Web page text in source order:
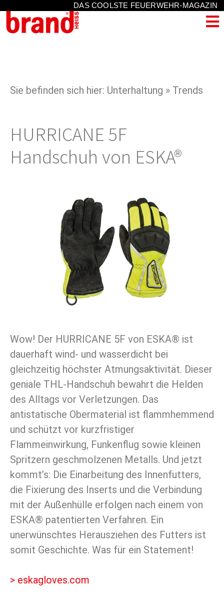
DAS COOLSTE FEUERWEHR-MAGAZIN
Sie befinden sich hier: Unterhaltung » Trends
HURRICANE 5F
Handschuh von ESKA®
Wow! Der HURRICANE 5F von ESKA® ist
dauerhaft wind- und wasserdicht bei
gleichzeitig höchster Atmungsaktivität. Dieser
geniale THL-Handschuh bewahrt die Helden
des Alltags vor Verletzungen. Das
antistatische Obermaterial ist flammhemmend
und schützt vor kurzfristiger
Flammeinwirkung, Funkenflug sowie kleinen
Spritzern geschmolzenen Metalls. Und jetzt
kommt’s: Die Einarbeitung des Innenfutters,
die Fixierung des Inserts und die Verbindung
mit der Außenhülle erfolgen nach einem von
ESKA® patentierten Verfahren. Ein
unerwünschtes Herausziehen des Futters ist
somit Geschichte. Was für ein Statement!
> eskagloves.com